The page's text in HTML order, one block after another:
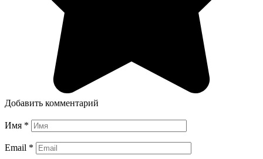
Добавить комментарий
Имя *
Email *